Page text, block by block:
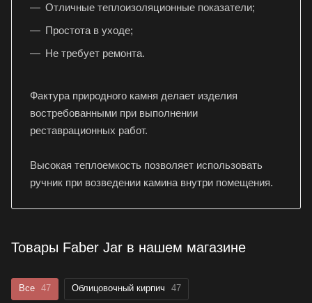
Отличные теплоизоляционные показатели;
Простота в уходе;
Не требует ремонта.
Фактура природного камня делает изделия
востребованными при выполнении
реставрационных работ.
Высокая теплоемкость позволяет использовать
ручник при возведении камина внутри помещения.
Товары Faber Jar в нашем магазине
Все 47 Облицовочный кирпич 47